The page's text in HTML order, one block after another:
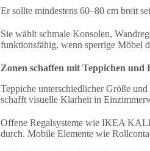
Er sollte mindestens 60–80 cm breit
Sie wählt schmale Konsolen,
funktionsfähig, wenn sperrige Möbel
Zonen schaffen mit Teppichen und
Teppiche unterschiedlicher Größe
schafft visuelle Klarheit in
Offene Regalsysteme wie IKEA
durch. Mobile Elemente wie